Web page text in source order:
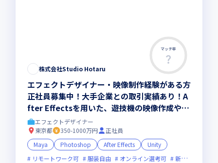
マッチ率
株式会社Studio Hotaru
エフェクトデザイナー・映像制作経験がある方
正社員募集中！大手企業との取引実績あり！A
fter Effectsを用いた、遊技機の映像作成や編
集などをお任せします／少数精鋭のチーム体制
で裁量のある業務に挑戦しませんか
エフェクトデザイナー
東京都
350-1000万円
正社員
Maya
Photoshop After Effects
Unity
リモートワーク可
服装自由 オンライン選考可 新技術に積極的